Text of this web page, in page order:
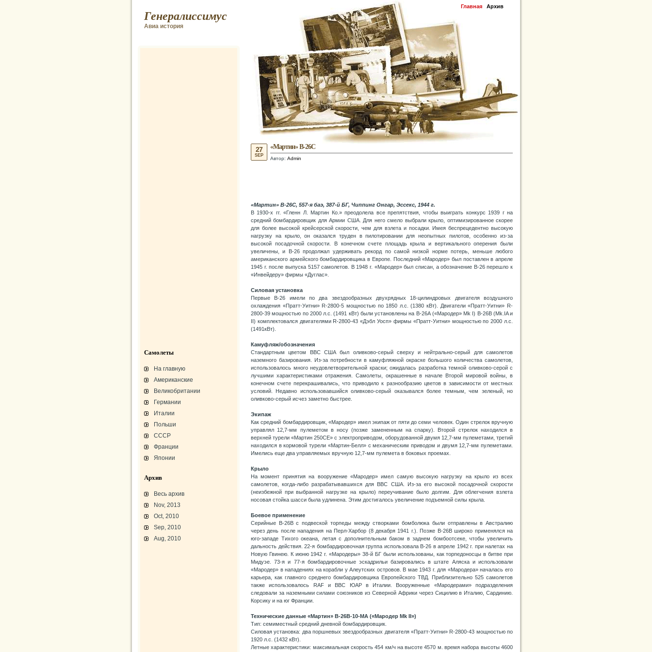
Генералиссимус
Авиа история
Главная Архив
«Мартин» В-26С
Автор: Admin
27
SEP
«Мартин» В-26С, 557-я баэ, 387-й БГ, Чиппинг Онгар, Эссекс, 1944 г.
В 1930-х гг. «Гленн Л. Мартин Ко.» преодолела все препятствия, чтобы выиграть конкурс 1939 г на
средний бомбардировщик для Армии США. Для него смело выбрали крыло, оптимизированное скорее
для более высокой крейсерской скорости, чем для взлета и посадки. Имея беспрецедентно высокую
нагрузку на крыло, он оказался труден в пилотировании для неопытных пилотов, особенно из-за
высокой посадочной скорости. В конечном счете площадь крыла и вертикального оперения были
увеличены, и В-26 продолжал удерживать рекорд по самой низкой норме потерь, меньше любого
американского армейского бомбардировщика в Европе. Последний «Мародер» был поставлен в апреле
1945 г. после выпуска 5157 самолетов. В 1948 г. «Мародер» был списан, а обозначение В-26 перешло к
«Инвейдеру» фирмы «Дуглас».
Силовая установка
Первые В-26 имели по два звездообразных двухрядных 18-цилиндровых двигателя воздушного
охлаждения «Пратт-Уитни» R-2800-5 мощностью по 1850 л.с. (1380 кВт). Двигатели «Пратт-Уитни» R-
2800-39 мощностью по 2000 л.с. (1491 кВт) были установлены на В-26А («Мародер» Mk I) В-26В (Mk.IA и
II) комплектовался двигателями R-2800-43 «Дэбл Уосп» фирмы «Пратт-Уитни» мощностью по 2000 л.с.
(1491кВт).
Камуфляж/обозначения
Стандартным цветом ВВС США был оливково-серый сверху и нейтрально-серый для самолетов
наземного базирования. Из-за потребности в камуфляжной окраске большого количества самолетов,
использовалось много неудовлетворительной краски; ожидалась разработка темной оливково-серой с
лучшими характеристиками отражения. Самолеты, окрашенные в начале Второй мировой войны, в
конечном счете перекрашивались, что приводило к разнообразию цветов в зависимости от местных
условий. Недавно использовавшийся оливково-серый оказывался более темным, чем зеленый, но
оливково-серый исчез заметно быстрее.
Экипаж
Как средний бомбардировщик, «Мародер» имел экипаж от пяти до семи человек. Один стрелок вручную
управлял 12,7-мм пулеметом в носу (позже замененным на спарку). Второй стрелок находился в
верхней турели «Мартин 250СЕ» с электроприводом, оборудованной двумя 12,7-мм пулеметами, третий
находился в кормовой турели «Мартин-Белл» с механическим приводом и двумя 12,7-мм пулеметами.
Имелись еще два управляемых вручную 12,7-мм пулемета в боковых проемах.
Крыло
На момент принятия на вооружение «Мародер» имел самую высокую нагрузку на крыло из всех
самолетов, когда-либо разрабатывавшихся для ВВС США. Из-за его высокой посадочной скорости
(неизбежной при выбранной нагрузке на крыло) переучивание было долгим. Для облегчения взлета
носовая стойка шасси была удлинена. Этим достигалось увеличение подъемной силы крыла.
Боевое применение
Серийные В-26В с подвеской торпеды между створками бомболюка были отправлены в Австралию
через день после нападения на Перл-Харбор (8 декабря 1941 г.). Позже В-26В широко применялся на
юго-западе Тихого океана, летая с дополнительным баком в заднем бомбоотсеке, чтобы увеличить
дальность действия. 22-я бомбардировочная группа использовала В-26 в апреле 1942 г. при налетах на
Новую Гвинею. К июню 1942 г. «Мародеры» 38-й БГ были использованы, как торпедоносцы в битве при
Мидуэе. 73-я и 77-я бомбардировочные эскадрильи базировались в штате Аляска и использовали
«Мародер» в нападениях на корабли у Алеутских островов. В мае 1943 г. для «Мародера» началась его
карьера, как главного среднего бомбардировщика Европейского ТВД. Приблизительно 525 самолетов
также использовалось RAF и ВВС ЮАР в Италии. Вооруженные «Мародерами» подразделения
следовали за наземными силами союзников из Северной Африки через Сицилию в Италию, Сардинию.
Корсику и на юг Франции.
Технические данные «Мартин» В-26В-10-МА («Мародер Mk II»)
Тип: семиместный средний дневной бомбардировщик.
Силовая установка: два поршневых звездообразных двигателя «Пратт-Уитни» R-2800-43 мощностью по
1920 л.с. (1432 кВт).
Летные характеристики: максимальная скорость 454 км/ч на высоте 4570 м. время набора высоты 4600
Самолеты
На главную
Американские
Великобритании
Германии
Италии
Польши
СССР
Франции
Японии
Архив
Весь архив
Nov, 2013
Oct, 2010
Sep, 2010
Aug, 2010